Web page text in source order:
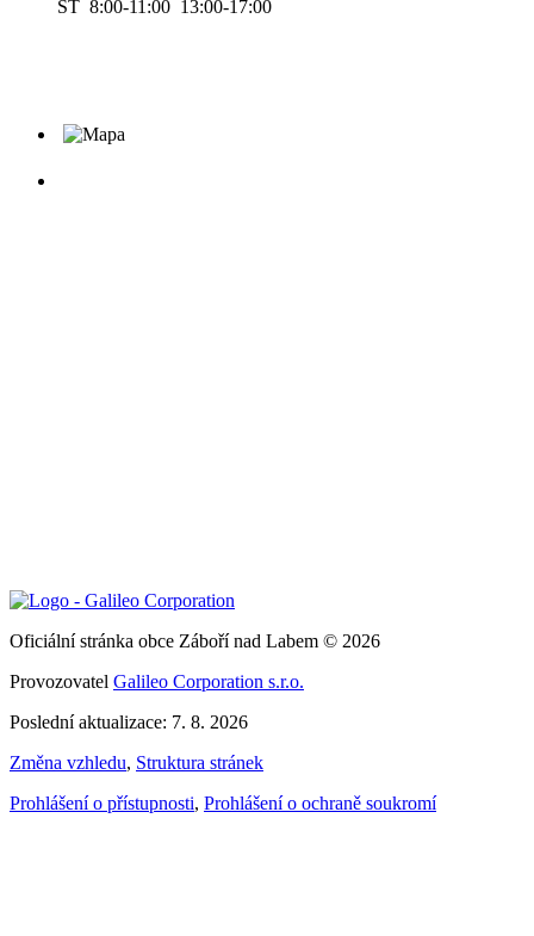
ST 8:00-11:00 13:00-17:00
Oficiální stránka obce Záboří nad Labem © 2026
Provozovatel Galileo Corporation s.r.o.
Poslední aktualizace: 7. 8. 2026
Změna vzhledu, Struktura stránek
Prohlášení o přístupnosti, Prohlášení o ochraně soukromí